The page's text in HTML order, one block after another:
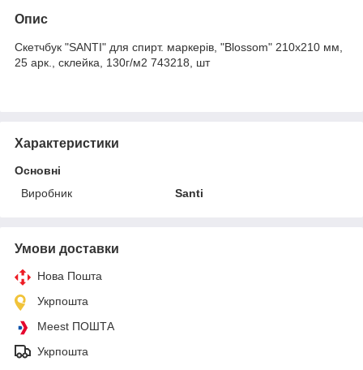
Опис
Скетчбук "SANTI" для спирт. маркерів, "Blossom" 210х210 мм,
25 арк., склейка, 130г/м2 743218, шт
Характеристики
Основні
Виробник
Santi
Умови доставки
Нова Пошта
Укрпошта
Meest ПОШТА
Укрпошта